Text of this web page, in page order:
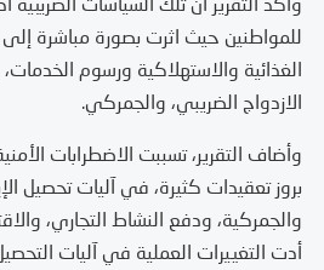
وأكد التقرير أن تلك السياسات الضريبية
للمواطنين حيث اثرت بصورة مباشرة إلى
الغذائية والاستهلاكية ورسوم
الازدواج الضريبي، والجمركي.
وأضاف التقرير، تسببت الاضطرابات
بروز تعقيدات كثيرة، في آليات تحصيل
والجمركية، ودفع النشاط التجاري،
أدت التغييرات العملية في آليات